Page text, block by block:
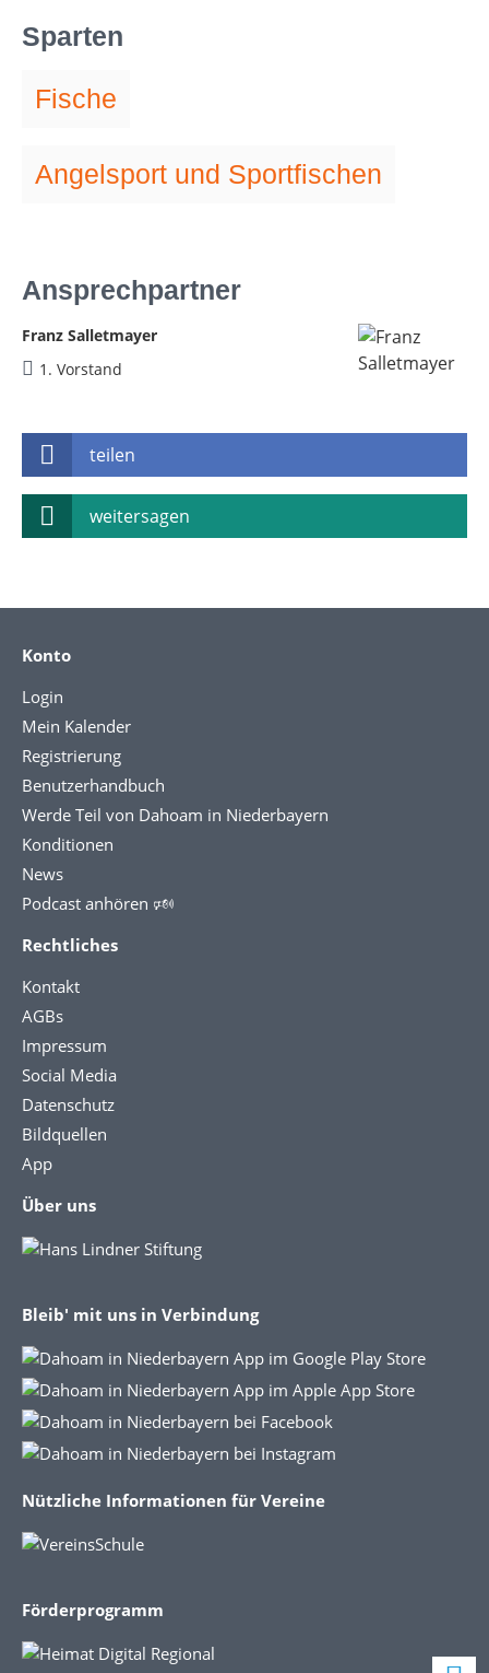
Sparten
Fische
Angelsport und Sportfischen
Ansprechpartner
Franz Salletmayer
1. Vorstand
teilen
weitersagen
Konto
Login
Mein Kalender
Registrierung
Benutzerhandbuch
Werde Teil von Dahoam in Niederbayern
Konditionen
News
Podcast anhören 🕬
Rechtliches
Kontakt
AGBs
Impressum
Social Media
Datenschutz
Bildquellen
App
Über uns
Bleib' mit uns in Verbindung
Nützliche Informationen für Vereine
Förderprogramm